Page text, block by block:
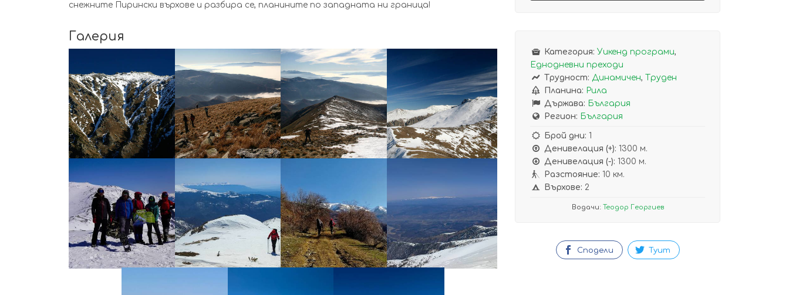
снежните Пирински върхове и разбира се, планините по западната ни граница!
Галерия
УВЕЛИЧИ УВЕЛИЧИ УВЕЛИЧИ УВЕЛИЧИ
УВЕЛИЧИ УВЕЛИЧИ УВЕЛИЧИ УВЕЛИЧИ
Категория: Уикенд програми,
Еднодневни преходи
Трудност: Динамичен, Труден
Планина: Рила
Държава: България
Регион: България
Брой дни: 1
Денивелация (+): 1300 м.
Денивелация (-): 1300 м.
Разстояние: 10 км.
Върхове: 2
Водачи: Теодор Георгиев
Сподели Туит